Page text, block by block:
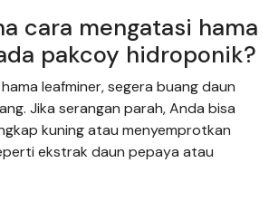
cara mengatasi hama
pakcoy hidroponik?
leafminer, segera buang daun
Jika serangan parah, Anda bisa
kuning atau menyemprotkan
ekstrak daun pepaya atau